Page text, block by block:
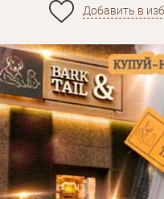
Добавить в